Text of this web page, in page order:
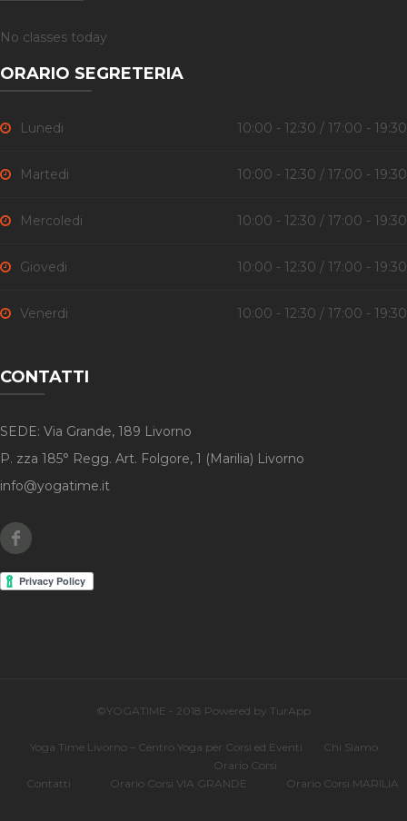
No classes today
ORARIO SEGRETERIA
Lunedi 10:00 - 12:30 / 17:00 - 19:30
Martedi 10:00 - 12:30 / 17:00 - 19:30
Mercoledi 10:00 - 12:30 / 17:00 - 19:30
Giovedi 10:00 - 12:30 / 17:00 - 19:30
Venerdi 10:00 - 12:30 / 17:00 - 19:30
CONTATTI
SEDE: Via Grande, 189 Livorno
P. zza 185° Regg. Art. Folgore, 1 (Marilia) Livorno
info@yogatime.it
©YOGATIME - 2018 Powered by TurApp
Yoga Time Livorno – Centro Yoga per Corsi ed Eventi Chi Siamo
Contatti
Orario Corsi
Orario Corsi VIA GRANDE
Orario Corsi MARILIA